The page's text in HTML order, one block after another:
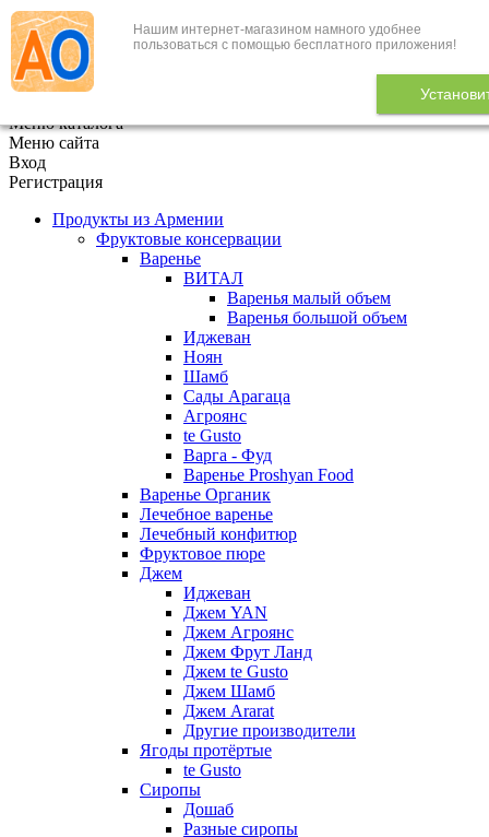
Нашим интернет-магазином намного удобнее
пользоваться с помощью бесплатного приложения!
+7 (495) 646-888-1
В корзине 0
Меню каталога
Меню сайта
Вход
Регистрация
Продукты из Армении
Фруктовые консервации
Варенье
ВИТАЛ
Варенья малый объем
Варенья большой объем
Иджеван
Ноян
Шамб
Сады Арагаца
Агроянс
te Gusto
Варга - Фуд
Варенье Proshyan Food
Варенье Органик
Лечебное варенье
Лечебный конфитюр
Фруктовое пюре
Джем
Иджеван
Джем YAN
Джем Агроянс
Джем Фрут Ланд
Джем te Gusto
Джем Шамб
Джем Ararat
Другие производители
Ягоды протёртые
te Gusto
Сиропы
Дошаб
Разные сиропы